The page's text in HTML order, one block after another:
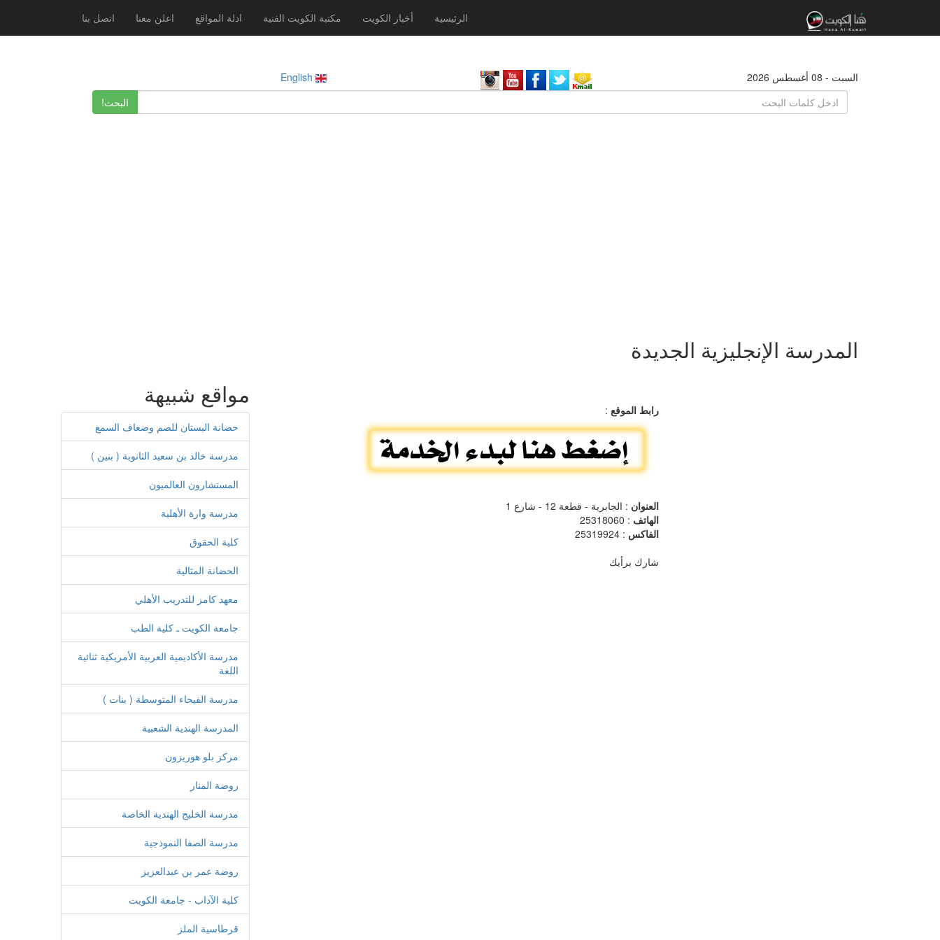
الرئيسية أخبار الكويت مكتبة الكويت الفنية ادلة المواقع اعلن معنا اتصل بنا
السبت - 08 أغسطس 2026
البحث!
المدرسة الإنجليزية الجديدة
رابط الموقع :
العنوان : الجابرية - قطعة 12 - شارع 1
الهاتف : 25318060
الفاكس : 25319924
شارك برأيك
مواقع شبيهة
حضانة البستان للصم وضعاف السمع
مدرسة خالد بن سعيد الثانوية ( بنين )
المستشارون العالميون
مدرسة وارة الأهلية
كلية الحقوق
الحضانة المثالية
معهد كامز للتدريب الأهلي
جامعة الكويت ـ كلية الطب
مدرسة الأكاديمية العربية الأمريكية ثنائية
اللغة
مدرسة الفيحاء المتوسطة ( بنات )
المدرسة الهندية الشعبية
مركز بلو هوريزون
روضة المنار
مدرسة الخليج الهندية الخاصة
مدرسة الصفا النموذجية
روضة عمر بن عبدالعزيز
كلية الآداب - جامعة الكويت
قرطاسية الملز